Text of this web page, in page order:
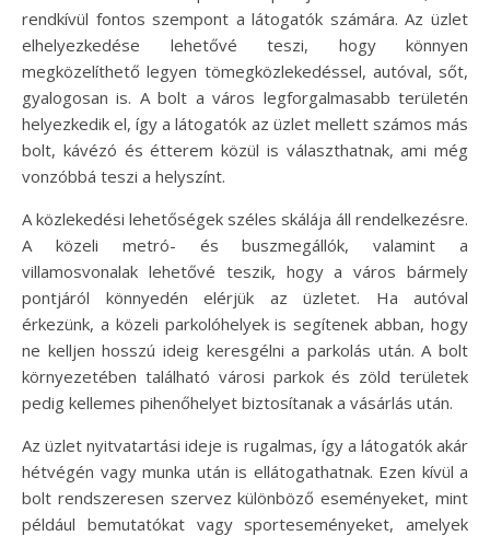
rendkívül fontos szempont a látogatók számára. Az üzlet
elhelyezkedése lehetővé teszi, hogy könnyen
megközelíthető legyen tömegközlekedéssel, autóval, sőt,
gyalogosan is. A bolt a város legforgalmasabb területén
helyezkedik el, így a látogatók az üzlet mellett számos más
bolt, kávézó és étterem közül is választhatnak, ami még
vonzóbbá teszi a helyszínt.
A közlekedési lehetőségek széles skálája áll rendelkezésre.
A közeli metró- és buszmegállók, valamint a
villamosvonalak lehetővé teszik, hogy a város bármely
pontjáról könnyedén elérjük az üzletet. Ha autóval
érkezünk, a közeli parkolóhelyek is segítenek abban, hogy
ne kelljen hosszú ideig keresgélni a parkolás után. A bolt
környezetében található városi parkok és zöld területek
pedig kellemes pihenőhelyet biztosítanak a vásárlás után.
Az üzlet nyitvatartási ideje is rugalmas, így a látogatók akár
hétvégén vagy munka után is ellátogathatnak. Ezen kívül a
bolt rendszeresen szervez különböző eseményeket, mint
például bemutatókat vagy sporteseményeket, amelyek